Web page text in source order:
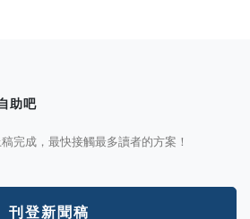
助吧
完成，最快接觸最多讀者的方案！
刊登新聞稿